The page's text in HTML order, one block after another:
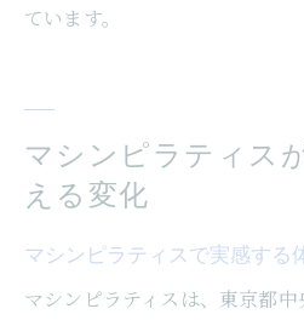
ています。
マシンピラティス
える変化
マシンピラティスで実感する
マシンピラティスは、東京都